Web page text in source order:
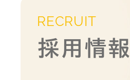
RECRUIT
採用情報